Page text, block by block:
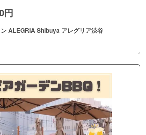
円
ALEGRIA Shibuya アレグリア渋谷